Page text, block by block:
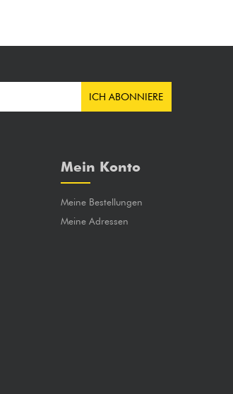
ICH ABONNIERE
Mein Konto
Meine Bestellungen
Meine Adressen